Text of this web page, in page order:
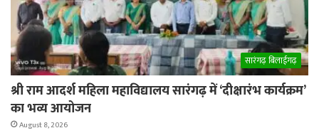
सारंगढ़ बिलाईगढ़
श्री राम आदर्श महिला महाविद्यालय सारंगढ़ में ‘दीक्षारंभ कार्यक्रम’
का भव्य आयोजन
August 8, 2026